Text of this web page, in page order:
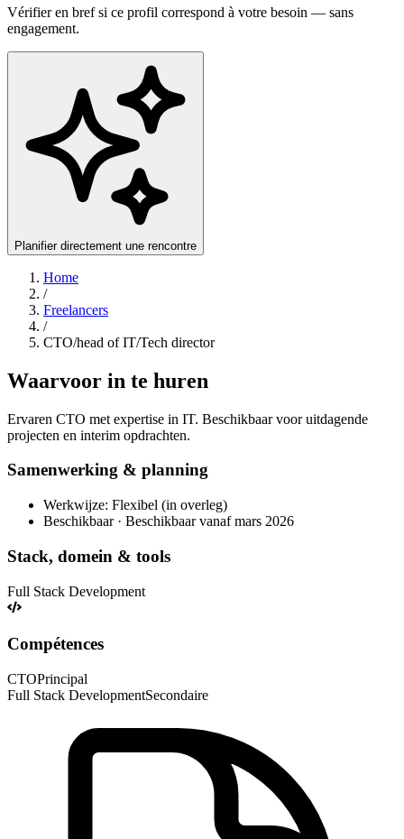
Vérifier en bref si ce profil correspond à votre besoin — sans
engagement.
Planifier directement une rencontre
Home
/
Freelancers
/
CTO/head of IT/Tech director
Waarvoor in te huren
Ervaren CTO met expertise in IT. Beschikbaar voor uitdagende
projecten en interim opdrachten.
Samenwerking & planning
Werkwijze: Flexibel (in overleg)
Beschikbaar · Beschikbaar vanaf mars 2026
Stack, domein & tools
Full Stack Development
Compétences
CTOPrincipal
Full Stack DevelopmentSecondaire